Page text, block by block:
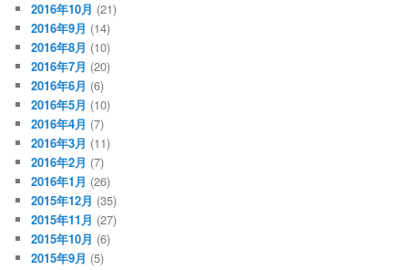
2016年10月 (21)
2016年9月 (14)
2016年8月 (10)
2016年7月 (20)
2016年6月 (6)
2016年5月 (10)
2016年4月 (7)
2016年3月 (11)
2016年2月 (7)
2016年1月 (26)
2015年12月 (35)
2015年11月 (27)
2015年10月 (6)
2015年9月 (5)